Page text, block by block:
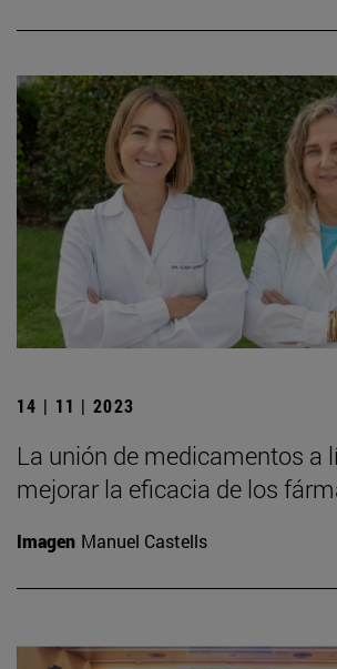
14 | 11 | 2023
La unión de medicamentos a
mejorar la eficacia de los
Imagen Manuel Castells